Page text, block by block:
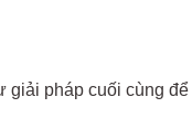
pháp cuối cùng